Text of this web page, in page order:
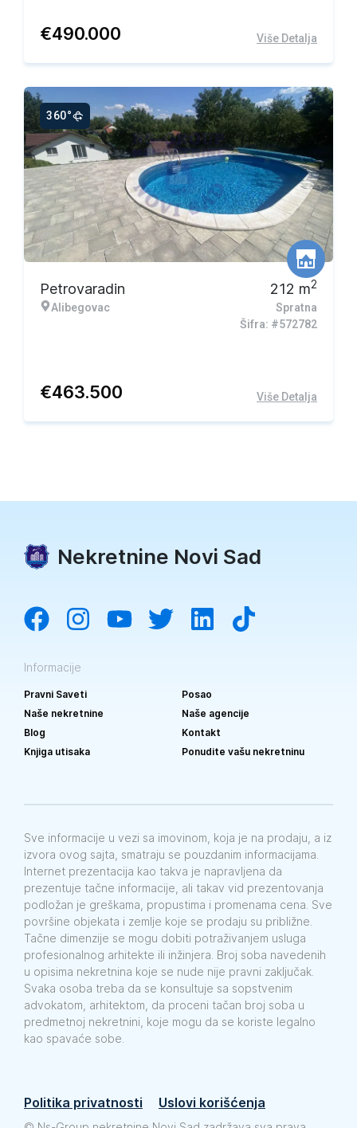
€490.000 Više Detalja
360°
Petrovaradin
Alibegovac
212 m2
Spratna
Šifra: #572782
€463.500 Više Detalja
Nekretnine Novi Sad
Informacije
Pravni Saveti
Posao
Naše nekretnine
Naše agencije
Blog
Kontakt
Knjiga utisaka
Ponudite vašu nekretninu
Sve informacije u vezi sa imovinom, koja je na prodaju, a iz
izvora ovog sajta, smatraju se pouzdanim informacijama.
Internet prezentacija kao takva je napravljena da
prezentuje tačne informacije, ali takav vid prezentovanja
podložan je greškama, propustima i promenama cena. Sve
površine objekata i zemlje koje se prodaju su približne.
Tačne dimenzije se mogu dobiti potraživanjem usluga
profesionalnog arhitekte ili inžinjera. Broj soba navedenih
u opisima nekretnina koje se nude nije pravni zaključak.
Svaka osoba treba da se konsultuje sa sopstvenim
advokatom, arhitektom, da proceni tačan broj soba u
predmetnoj nekretnini, koje mogu da se koriste legalno
kao spavaće sobe.
Politika privatnosti Uslovi korišćenja